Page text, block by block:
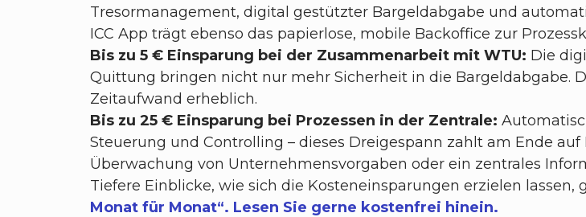
Tresormanagement, digital gestützter Bargeldabgabe und
ICC App trägt ebenso das papierlose, mobile Backoffice zur
Bis zu 5 € Einsparung bei der Zusammenarbeit mit WTU: Die
Quittung bringen nicht nur mehr Sicherheit in die Bargeldabgabe.
Zeitaufwand erheblich.
Bis zu 25 € Einsparung bei Prozessen in der Zentrale:
Steuerung und Controlling – dieses Dreigespann zahlt am Ende
Überwachung von Unternehmensvorgaben oder ein zentrales
Tiefere Einblicke, wie sich die Kosteneinsparungen erzielen lassen,
Monat für Monat“. Lesen Sie gerne kostenfrei hinein.